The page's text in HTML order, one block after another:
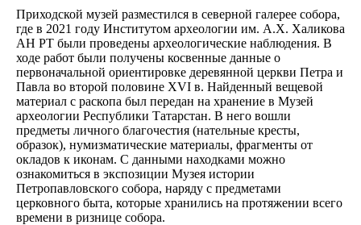
Приходской музей разместился в северной галерее собора,
где в 2021 году Институтом археологии им. А.Х. Халикова
АН РТ были проведены археологические наблюдения. В
ходе работ были получены косвенные данные о
первоначальной ориентировке деревянной церкви Петра и
Павла во второй половине XVI в. Найденный вещевой
материал с раскопа был передан на хранение в Музей
археологии Республики Татарстан. В него вошли
предметы личного благочестия (нательные кресты,
образок), нумизматические материалы, фрагменты от
окладов к иконам. С данными находками можно
ознакомиться в экспозиции Музея истории
Петропавловского собора, наряду с предметами
церковного быта, которые хранились на протяжении всего
времени в ризнице собора.